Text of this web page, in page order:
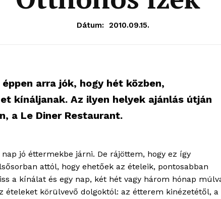
Dátum: 2010.09.15.
arra jók, hogy hét közben,
kínáljanak. Az ilyen helyek ajánlás útján
a Le Diner Restaurant.
jó éttermekbe járni. De rájöttem, hogy ez így
attól, hogy ehetőek az ételeik, pontosabban
a kínálat és egy nap, két hét vagy három hónap
ételeket körülvevő dolgoktól: az étterem kinézetétől, a